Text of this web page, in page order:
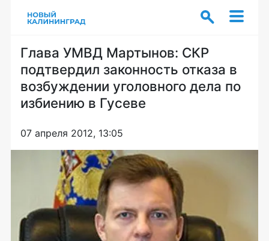
Глава УМВД Мартынов: СКР
подтвердил законность отказа в
возбуждении уголовного дела по
избиению в Гусеве
07 апреля 2012, 13:05